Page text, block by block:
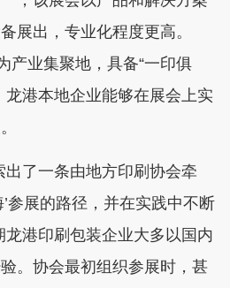
展出，专业化程度更高。
产业集聚地，具备“一印俱
龙港本地企业能够在展会上实
了一条由地方印刷协会牵
参展的路径，并在实践中不断
龙港印刷包装企业大多以国内
。协会最初组织参展时，甚